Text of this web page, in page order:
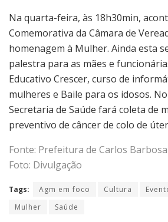
Na quarta-feira, às 18h30min,
Comemorativa da Câmara de
homenagem à Mulher. Ainda esta
palestra para as mães e
Educativo Crescer, curso de
mulheres e Baile para os idosos.
Secretaria de Saúde fará coleta de
preventivo de câncer de colo de
Fonte: Prefeitura de Carlos Barbosa
Foto: Divulgação
Tags: Agm em foco Cultura
Mulher
Saúde